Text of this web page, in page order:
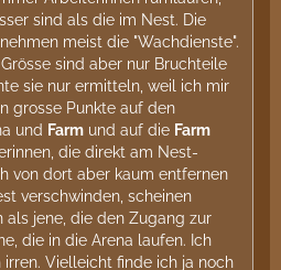
sind als die im Nest. Die
meist die "Wachdienste".
sind aber nur Bruchteile
sie nur ermitteln, weil ich mir
grosse Punkte auf den
und Farm und auf die Farm
die direkt am Nest-
von dort aber kaum entfernen
verschwinden, scheinen
als jene, die den Zugang zur
die in die Arena laufen. Ich
Vielleicht finde ich ja noch